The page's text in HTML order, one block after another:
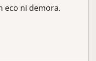
eco ni demora.